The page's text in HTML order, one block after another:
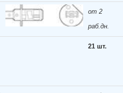
от 2
раб.дн.
21 шт.